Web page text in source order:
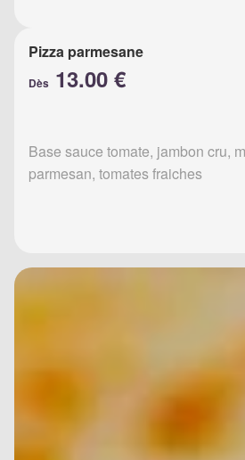
Pizza parmesane
Dès 13.00 €
Base sauce tomate, jambon cru,
parmesan, tomates fraiches